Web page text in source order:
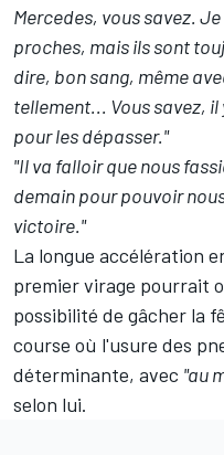
Mercedes, vous savez.
proches, mais ils sont
dire, bon sang, même
tellement... Vous savez,
pour les dépasser."
"Il va falloir que nous
demain pour pouvoir
victoire."
La longue accélération
premier virage pourrait
possibilité de gâcher la
course où l'usure des
déterminante, avec "au
selon lui.